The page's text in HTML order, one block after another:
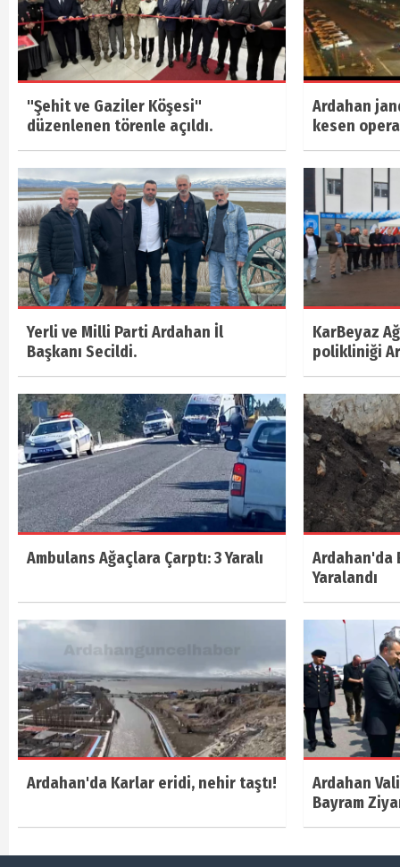
"Şehit ve Gaziler Köşesi"
düzenlenen törenle açıldı.
Ardahan
kesen
Yerli ve Milli Parti Ardahan İl
Başkanı Secildi.
KarBeyaz
polikliniği
Ambulans Ağaçlara Çarptı: 3 Yaralı
Ardahan'da
Yaralandı
Ardahan'da Karlar eridi, nehir taştı!
Ardahan
Bayram